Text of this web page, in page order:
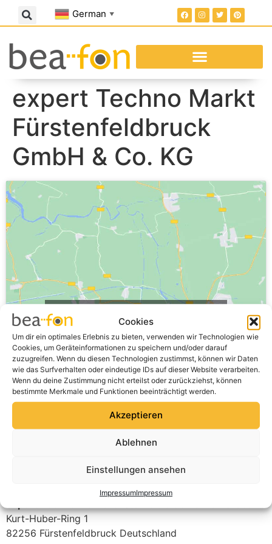
Cookies
Um dir ein optimales Erlebnis zu bieten, verwenden wir Technologien wie
Cookies, um Geräteinformationen zu speichern und/oder darauf
zuzugreifen. Wenn du diesen Technologien zustimmst, können wir Daten
wie das Surfverhalten oder eindeutige IDs auf dieser Website verarbeiten.
Wenn du deine Zustimmung nicht erteilst oder zurückziehst, können
bestimmte Merkmale und Funktionen beeinträchtigt werden.
Akzeptieren
Ablehnen
Einstellungen ansehen
ImpressumImpressum
German ▼
expert Techno Markt
Fürstenfeldbruck
GmbH & Co. KG
maps zu aktivieren
Ich stimme zu
Kurt-Huber-Ring 1
82256 Fürstenfeldbruck Deutschland